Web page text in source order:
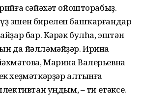
сәйәхәт ойошторабыҙ.
эшен бирелеп башҡарғандар
бар. Кәрәк булһа, эштән
да йәлләмәйҙәр. Ирина
Марина Валерьевна
хеҙмәткәрҙәр алтынға
уңдым, – ти етәксе.